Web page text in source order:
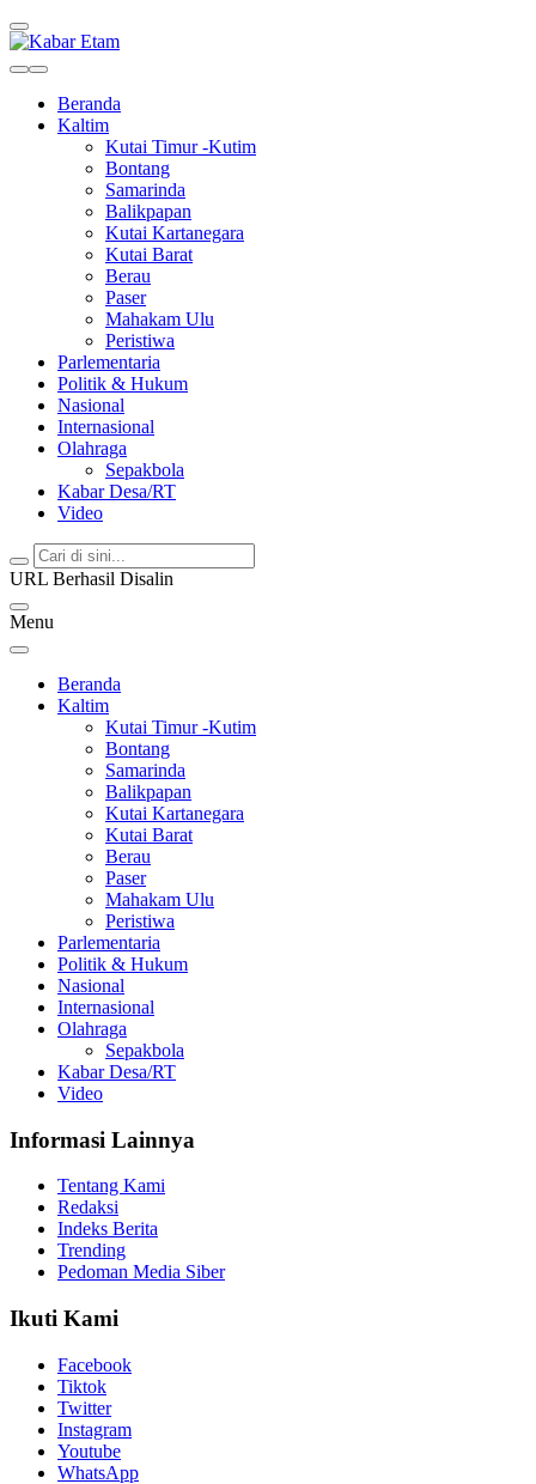
Beranda
Kaltim
Kutai Timur -Kutim
Bontang
Samarinda
Balikpapan
Kutai Kartanegara
Kutai Barat
Berau
Paser
Mahakam Ulu
Peristiwa
Parlementaria
Politik & Hukum
Nasional
Internasional
Olahraga
Sepakbola
Kabar Desa/RT
Video
URL Berhasil Disalin
Menu
Beranda
Kaltim
Kutai Timur -Kutim
Bontang
Samarinda
Balikpapan
Kutai Kartanegara
Kutai Barat
Berau
Paser
Mahakam Ulu
Peristiwa
Parlementaria
Politik & Hukum
Nasional
Internasional
Olahraga
Sepakbola
Kabar Desa/RT
Video
Informasi Lainnya
Tentang Kami
Redaksi
Indeks Berita
Trending
Pedoman Media Siber
Ikuti Kami
Facebook
Tiktok
Twitter
Instagram
Youtube
WhatsApp